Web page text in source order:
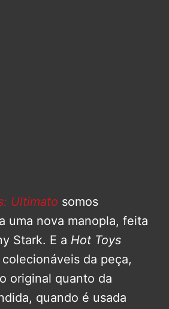
Ultimato somos
uma nova manopla, feita
Stark. E a Hot Toys
da peça,
original quanto da
quando é usada